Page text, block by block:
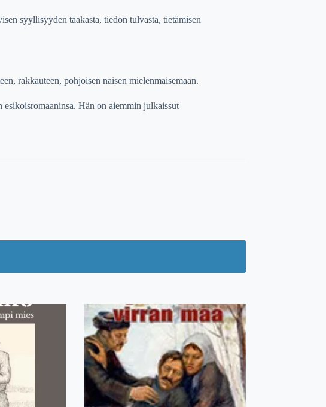
syyllisyyden taakasta, tiedon tulvasta, tietämisen
rakkauteen, pohjoisen naisen mielenmaisemaan.
esikoisromaaninsa. Hän on aiemmin julkaissut